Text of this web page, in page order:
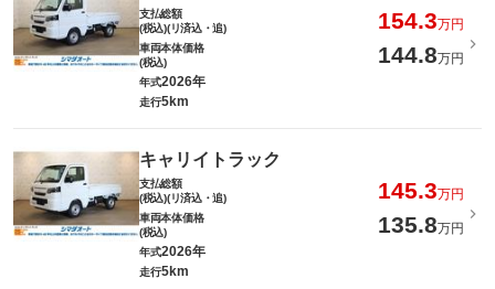
支払総額
(税込)(リ済込・追)
154.3万円
車両本体価格
(税込)
144.8万円
年式2026年
走行5km
キャリイトラック
支払総額
(税込)(リ済込・追)
145.3万円
車両本体価格
(税込)
135.8万円
年式2026年
走行5km